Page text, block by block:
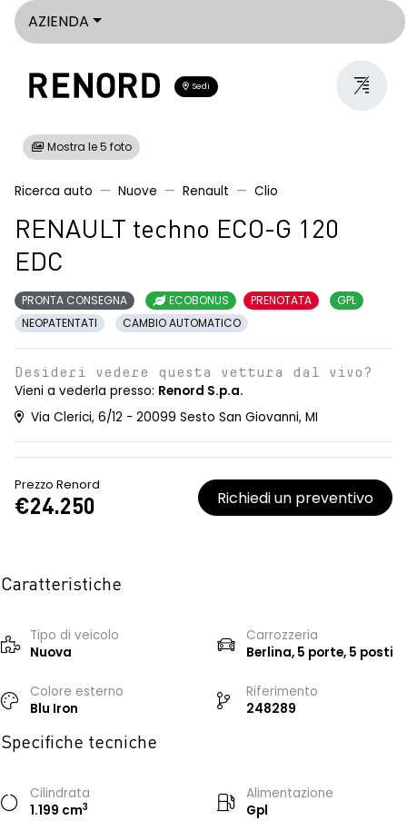
AZIENDA
Sedi
Mostra le 5 foto
Ricerca auto Nuove Renault Clio
RENAULT techno ECO-G 120
EDC
PRONTA CONSEGNA ECOBONUS PRENOTATA
GPL
NEOPATENTATI
CAMBIO AUTOMATICO
Desideri vedere questa vettura dal vivo?
Vieni a vederla presso: Renord S.p.a.
Via Clerici, 6/12 - 20099 Sesto San Giovanni, MI
Prezzo Renord
€24.250 Richiedi un preventivo
Caratteristiche
Tipo di veicolo
Nuova
Carrozzeria
Berlina, 5 porte, 5 posti
Colore esterno
Blu Iron
Riferimento
248289
Specifiche tecniche
Cilindrata
1.199 cm3
Alimentazione
Gpl